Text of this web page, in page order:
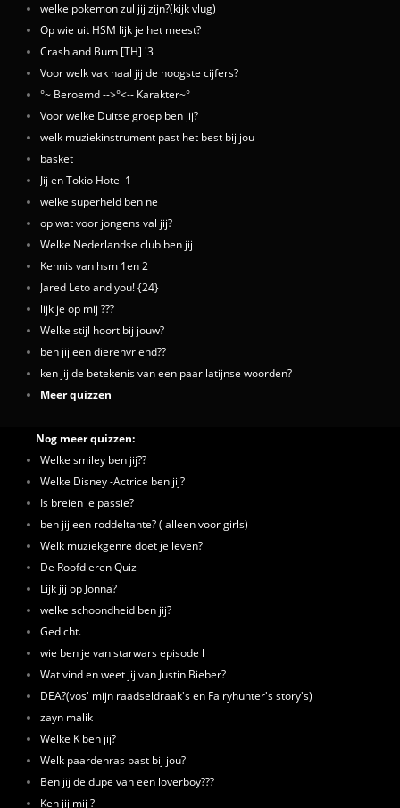
welke pokemon zul jij zijn?(kijk vlug)
Op wie uit HSM lijk je het meest?
Crash and Burn [TH] '3
Voor welk vak haal jij de hoogste cijfers?
°~ Beroemd -->°<-- Karakter~°
Voor welke Duitse groep ben jij?
welk muziekinstrument past het best bij jou
basket
Jij en Tokio Hotel 1
welke superheld ben ne
op wat voor jongens val jij?
Welke Nederlandse club ben jij
Kennis van hsm 1en 2
Jared Leto and you! {24}
lijk je op mij ???
Welke stijl hoort bij jouw?
ben jij een dierenvriend??
ken jij de betekenis van een paar latijnse woorden?
Meer quizzen
Nog meer quizzen:
Welke smiley ben jij??
Welke Disney -Actrice ben jij?
Is breien je passie?
ben jij een roddeltante? ( alleen voor girls)
Welk muziekgenre doet je leven?
De Roofdieren Quiz
Lijk jij op Jonna?
welke schoondheid ben jij?
Gedicht.
wie ben je van starwars episode l
Wat vind en weet jij van Justin Bieber?
DEA?(vos' mijn raadseldraak's en Fairyhunter's story's)
zayn malik
Welke K ben jij?
Welk paardenras past bij jou?
Ben jij de dupe van een loverboy???
Ken jij mij ?